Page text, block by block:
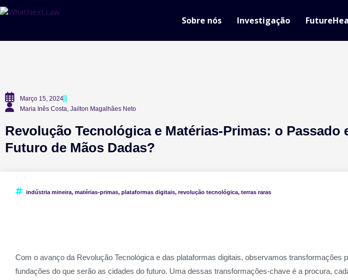
Sobre nós Investigação
Março 15, 2024
Maria Inês Costa, Jailton Magalhães Neto
Revolução Tecnológica e Matérias-Primas: o Passado
Futuro de Mãos Dadas?
indústria mineira, matérias-primas, plataformas digitais, revolução tecnológica, terras raras
Com o avanço da Revolução Tecnológica e das plataformas digitais, observamos
fundações do que serão as cidades do futuro. Uma dessas transformações-chave é a procura,